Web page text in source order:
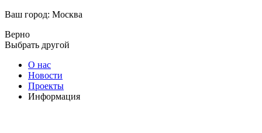
Ваш город: Москва
Верно
Выбрать другой
О нас
Новости
Проекты
Информация